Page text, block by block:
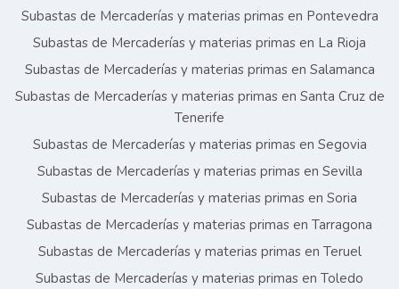
Subastas de Mercaderías y materias primas en Pontevedra
Subastas de Mercaderías y materias primas en La Rioja
Subastas de Mercaderías y materias primas en Salamanca
Subastas de Mercaderías y materias primas en Santa Cruz de
Tenerife
Subastas de Mercaderías y materias primas en Segovia
Subastas de Mercaderías y materias primas en Sevilla
Subastas de Mercaderías y materias primas en Soria
Subastas de Mercaderías y materias primas en Tarragona
Subastas de Mercaderías y materias primas en Teruel
Subastas de Mercaderías y materias primas en Toledo